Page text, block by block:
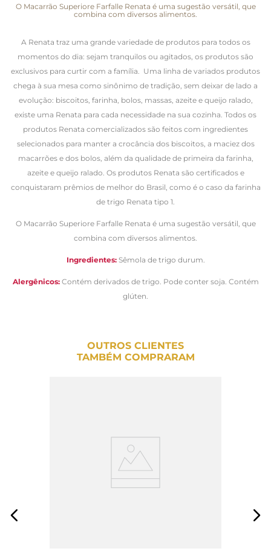
O Macarrão Superiore Farfalle Renata é uma sugestão versátil, que
combina com diversos alimentos.
A Renata traz uma grande variedade de produtos para todos os
momentos do dia: sejam tranquilos ou agitados, os produtos são
exclusivos para curtir com a família. Uma linha de variados produtos
chega à sua mesa como sinônimo de tradição, sem deixar de lado a
evolução: biscoitos, farinha, bolos, massas, azeite e queijo ralado,
existe uma Renata para cada necessidade na sua cozinha. Todos os
produtos Renata comercializados são feitos com ingredientes
selecionados para manter a crocância dos biscoitos, a maciez dos
macarrões e dos bolos, além da qualidade de primeira da farinha,
azeite e queijo ralado. Os produtos Renata são certificados e
conquistaram prêmios de melhor do Brasil, como é o caso da farinha
de trigo Renata tipo 1.
O Macarrão Superiore Farfalle Renata é uma sugestão versátil, que
combina com diversos alimentos.
Ingredientes: Sêmola de trigo durum.
Alergênicos: Contém derivados de trigo. Pode conter soja. Contém
glúten.
OUTROS CLIENTES
TAMBÉM COMPRARAM